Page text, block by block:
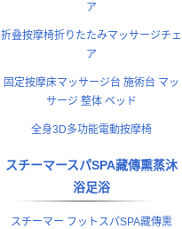
ア
折叠按摩椅折りたたみマッサージチェ
ア
固定按摩床マッサージ台 施術台 マッ
サージ 整体 ベッド
全身3D多功能電動按摩椅
スチーマースパSPA藏傳熏蒸沐
浴足浴
スチーマー フットスパSPA藏傳熏